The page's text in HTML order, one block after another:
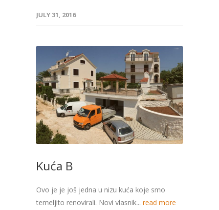
JULY 31, 2016
Kuća B
Ovo je je još jedna u nizu kuća koje smo
temeljito renovirali. Novi vlasnik... read more